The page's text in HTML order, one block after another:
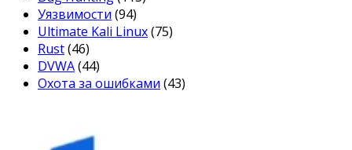
Уязвимости (94)
Ultimate Kali Linux(75)
Rust(46)
DVWA(44)
Охота за ошибками (43)